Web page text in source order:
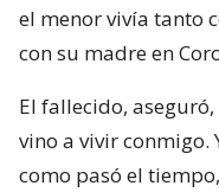
el menor vivía tanto
con su madre en
El fallecido,
vino a vivir conmigo.
como pasó el